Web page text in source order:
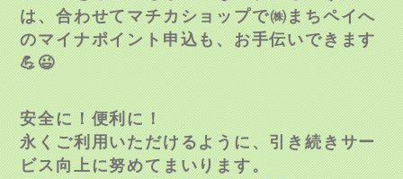
は、合わせてマチカショップで㈱まちペイへ
のマイナポイント申込も、お手伝いできます
💪😉
安全に！便利に！
永くご利用いただけるように、引き続きサー
ビス向上に努めてまいります。